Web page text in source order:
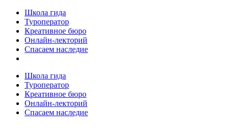
Школа гида
Туроператор
Креативное бюро
Онлайн-лекторий
Спасаем наследие
Школа гида
Туроператор
Креативное бюро
Онлайн-лекторий
Спасаем наследие